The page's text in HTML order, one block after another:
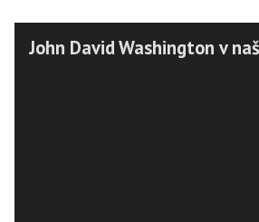
John David Washington v